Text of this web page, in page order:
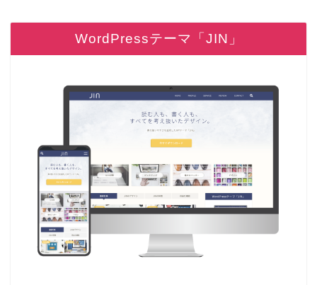
WordPressテーマ「JIN」